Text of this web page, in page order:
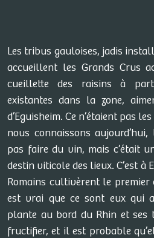
Les tribus gauloises, jadis
accueillent les Grands Crus
cueillette des raisins à
existantes dans la zone,
d’Eguisheim. Ce n’étaient pas
nous connaissons
pas faire du vin, mais c’était
destin viticole des lieux. C’est à
Romains cultivèrent le premier
est vrai que ce sont eux qui
plante au bord du Rhin et ses
fructifier, et il est probable